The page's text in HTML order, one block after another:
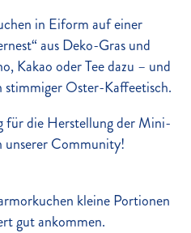
in Eiform auf einer
aus Deko-Gras und
Kakao oder Tee dazu – und
stimmiger Oster-Kaffeetisch.
die Herstellung der Mini-
Community!
kleine Portionen
gut ankommen.